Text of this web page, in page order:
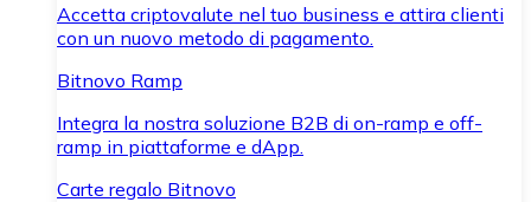
Accetta criptovalute nel tuo business e attira clienti
con un nuovo metodo di pagamento.
Bitnovo Ramp
Integra la nostra soluzione B2B di on-ramp e off-
ramp in piattaforme e dApp.
Carte regalo Bitnovo